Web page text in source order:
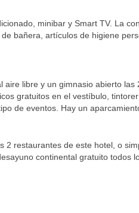
minibar y Smart TV. La
bañera, artículos de higiene
libre y un gimnasio abierto
gratuitos en el vestíbulo,
de eventos. Hay un
restaurantes de este hotel, o
continental gratuito todos